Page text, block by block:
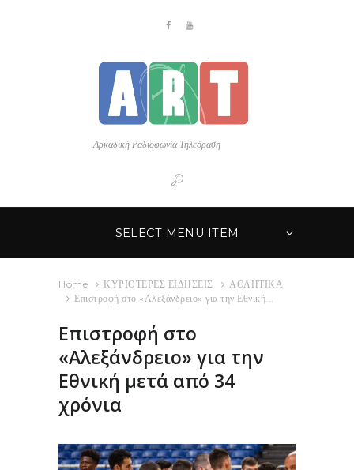
Αρκαδική Ραδιοφωνία Τηλεόραση
SELECT MENU ITEM
Home ΚΥΡΙΟΤΕΡΕΣ ΕΙΔΗΣΕΙΣ
ΑΘΛΗΤΙΚΑ
Επιστροφή στο «Αλεξάνδρειο» για την Εθνική...
Επιστροφή στο
«Αλεξάνδρειο» για την
Εθνική μετά από 34
χρόνια